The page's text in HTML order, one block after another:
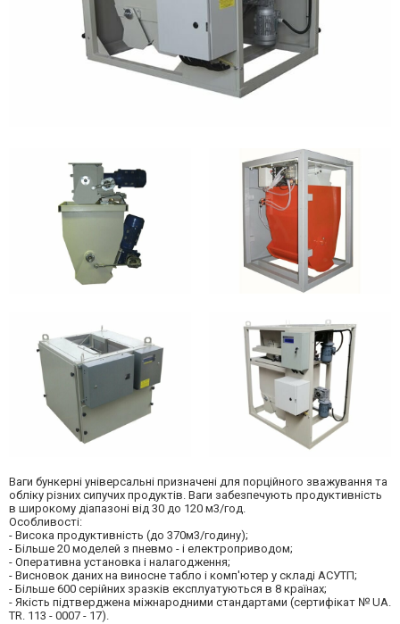
Ваги бункерні універсальні призначені для порційного зважування та
обліку різних сипучих продуктів. Ваги забезпечують продуктивність
в широкому діапазоні від 30 до 120 м3/год.
Особливості:
- Висока продуктивність (до 370м3/годину);
- Більше 20 моделей з пневмо - і електроприводом;
- Оперативна установка і налагодження;
- Висновок даних на виносне табло і комп'ютер у складі АСУТП;
- Більше 600 серійних зразків експлуатуються в 8 країнах;
- Якість підтверджена міжнародними стандартами (сертифікат № UA.
TR. 113 - 0007 - 17).